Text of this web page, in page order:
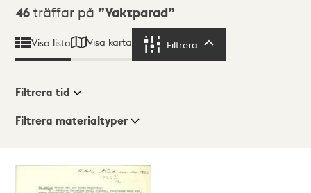
Sökresultat
46 träffar på Vaktparad
Visa lista Visa karta Filtrera
Visningsläge
Filtrera tid
Filtrera materialtyper